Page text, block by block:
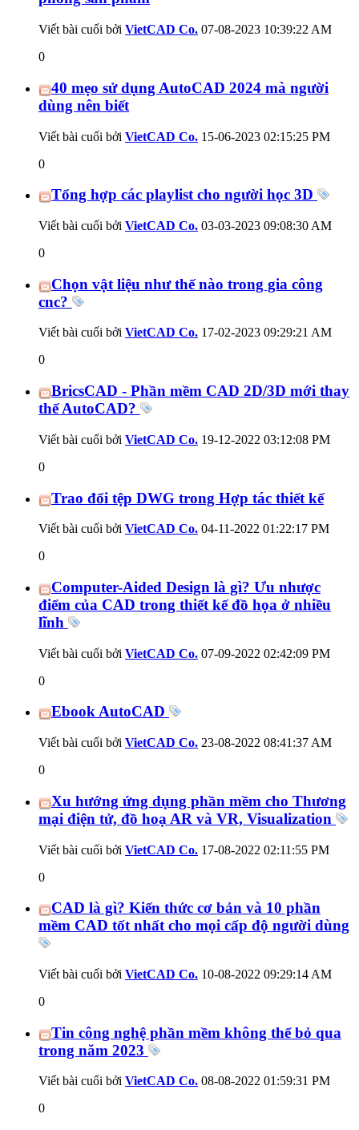
Viết bài cuối bởi VietCAD Co. 07-08-2023 10:39:22 AM
0
40 mẹo sử dụng AutoCAD 2024 mà người
dùng nên biết
Viết bài cuối bởi VietCAD Co. 15-06-2023 02:15:25 PM
0
Tổng hợp các playlist cho người học 3D
Viết bài cuối bởi VietCAD Co. 03-03-2023 09:08:30 AM
0
Chọn vật liệu như thế nào trong gia công
cnc?
Viết bài cuối bởi VietCAD Co. 17-02-2023 09:29:21 AM
0
BricsCAD - Phần mềm CAD 2D/3D mới thay
thế AutoCAD?
Viết bài cuối bởi VietCAD Co. 19-12-2022 03:12:08 PM
0
Trao đổi tệp DWG trong Hợp tác thiết kế
Viết bài cuối bởi VietCAD Co. 04-11-2022 01:22:17 PM
0
Computer-Aided Design là gì? Ưu nhược
điểm của CAD trong thiết kế đồ họa ở nhiều
lĩnh
Viết bài cuối bởi VietCAD Co. 07-09-2022 02:42:09 PM
0
Ebook AutoCAD
Viết bài cuối bởi VietCAD Co. 23-08-2022 08:41:37 AM
0
Xu hướng ứng dụng phần mềm cho Thương
mại điện tử, đồ hoạ AR và VR, Visualization
Viết bài cuối bởi VietCAD Co. 17-08-2022 02:11:55 PM
0
CAD là gì? Kiến thức cơ bản và 10 phần
mềm CAD tốt nhất cho mọi cấp độ người dùng
Viết bài cuối bởi VietCAD Co. 10-08-2022 09:29:14 AM
0
Tin công nghệ phần mềm không thể bỏ qua
trong năm 2023
Viết bài cuối bởi VietCAD Co. 08-08-2022 01:59:31 PM
0